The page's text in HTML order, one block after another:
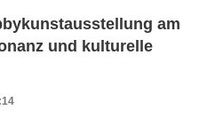
am
und kulturelle